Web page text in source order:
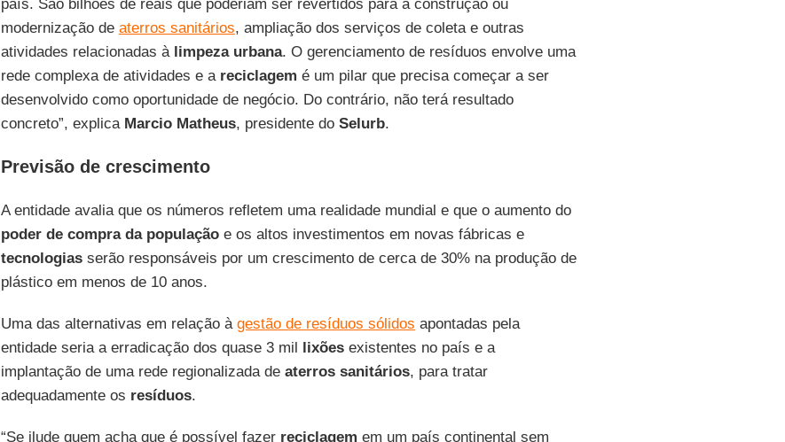
país. São bilhões de reais que poderiam ser revertidos para a construção ou
modernização de aterros sanitários, ampliação dos serviços de coleta e outras
atividades relacionadas à limpeza urbana. O gerenciamento de resíduos envolve uma
rede complexa de atividades e areciclagem é um pilar que precisa começar a ser
desenvolvido como oportunidade de negócio. Do contrário, não terá resultado
concreto”, explica Marcio Matheus, presidente do Selurb.
Previsão de crescimento
A entidade avalia que os números refletem uma realidade mundial e que o aumento do
poder de compra da populaçãoe os altos investimentos em novas fábricas e
tecnologiasserão responsáveis por um crescimento de cerca de 30% na produção de
plástico em menos de 10 anos.
Uma das alternativas em relação à gestão de resíduos sólidos apontadas pela
entidade seria a erradicação dos quase 3 mil lixõesexistentes no país e a
implantação de uma rede regionalizada de aterros sanitários, para tratar
adequadamente os resíduos.
“Se ilude quem acha que é possível fazer reciclagem em um país continental sem